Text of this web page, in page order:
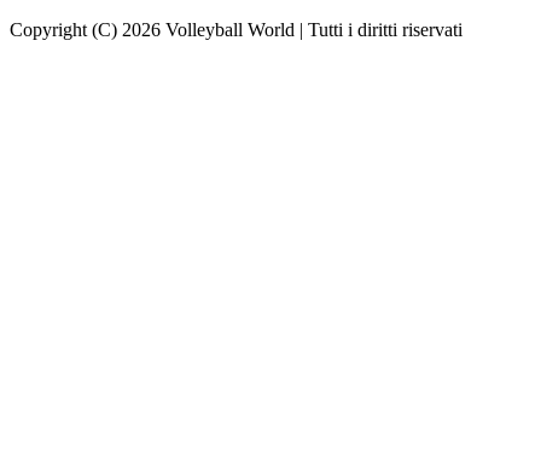
Copyright (C) 2026 Volleyball World | Tutti i diritti riservati